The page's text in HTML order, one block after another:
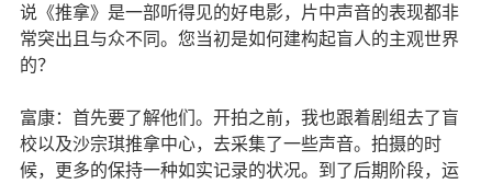
说《推拿》是一部听得见的好电影，片中声音的表现都非
常突出且与众不同。您当初是如何建构起盲人的主观世界
的？
富康：首先要了解他们。开拍之前，我也跟着剧组去了盲
校以及沙宗琪推拿中心，去采集了一些声音。拍摄的时
候，更多的保持一种如实记录的状况。到了后期阶段，运